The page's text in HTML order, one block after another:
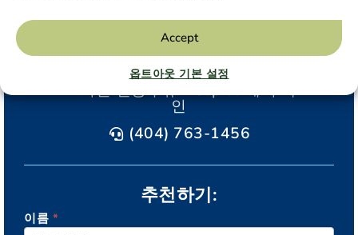
Accept
옵트아웃 기본 설정
24시간 연중무휴 Hospice 케어 라
인
(404) 763-1456
추천하기:
AGAPE
이름 *